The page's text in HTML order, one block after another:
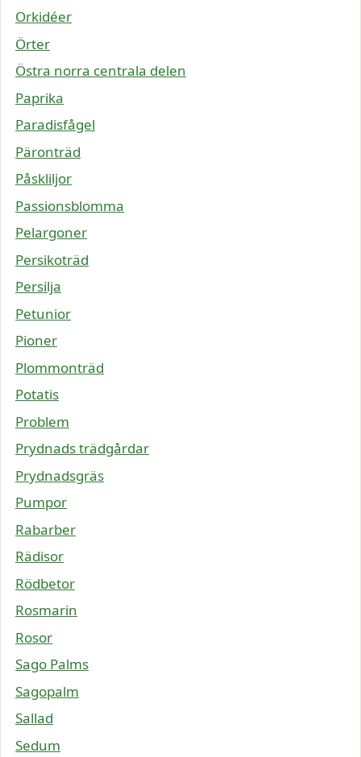
Orkidéer
Örter
Östra norra centrala delen
Paprika
Paradisfågel
Päronträd
Påskliljor
Passionsblomma
Pelargoner
Persikoträd
Persilja
Petunior
Pioner
Plommonträd
Potatis
Problem
Prydnads trädgårdar
Prydnadsgräs
Pumpor
Rabarber
Rädisor
Rödbetor
Rosmarin
Rosor
Sago Palms
Sagopalm
Sallad
Sedum